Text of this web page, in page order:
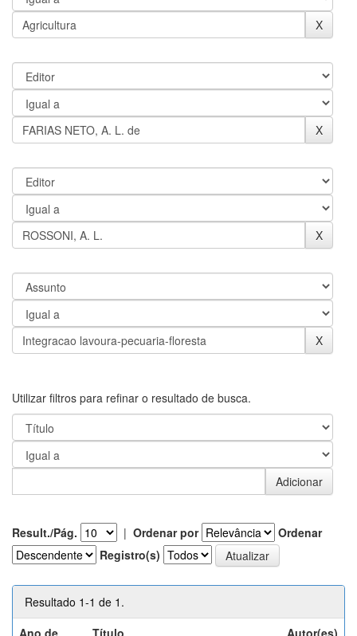
Utilizar filtros para refinar o resultado de busca.
Result./Pág. | Ordenar por
Ordenar
Registro(s)
Resultado 1-1 de 1.
Ano de
Título Autor(es)